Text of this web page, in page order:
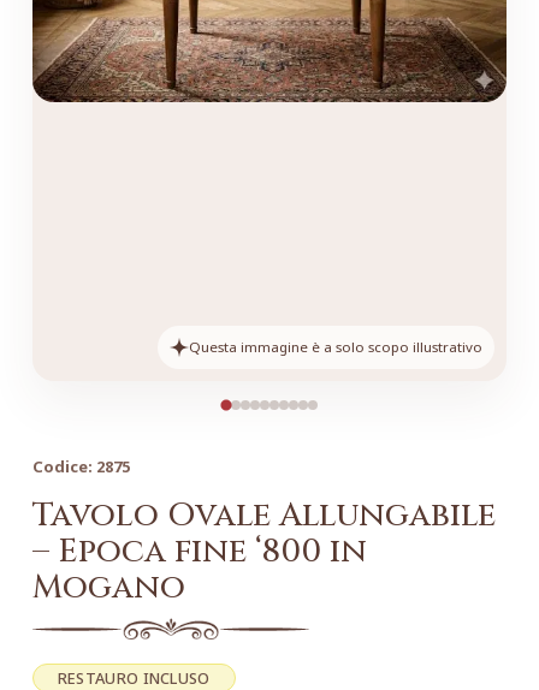
Questa immagine è a solo scopo illustrativo
Codice: 2875
Tavolo Ovale Allungabile
– Epoca fine ‘800 in
Mogano
RESTAURO INCLUSO